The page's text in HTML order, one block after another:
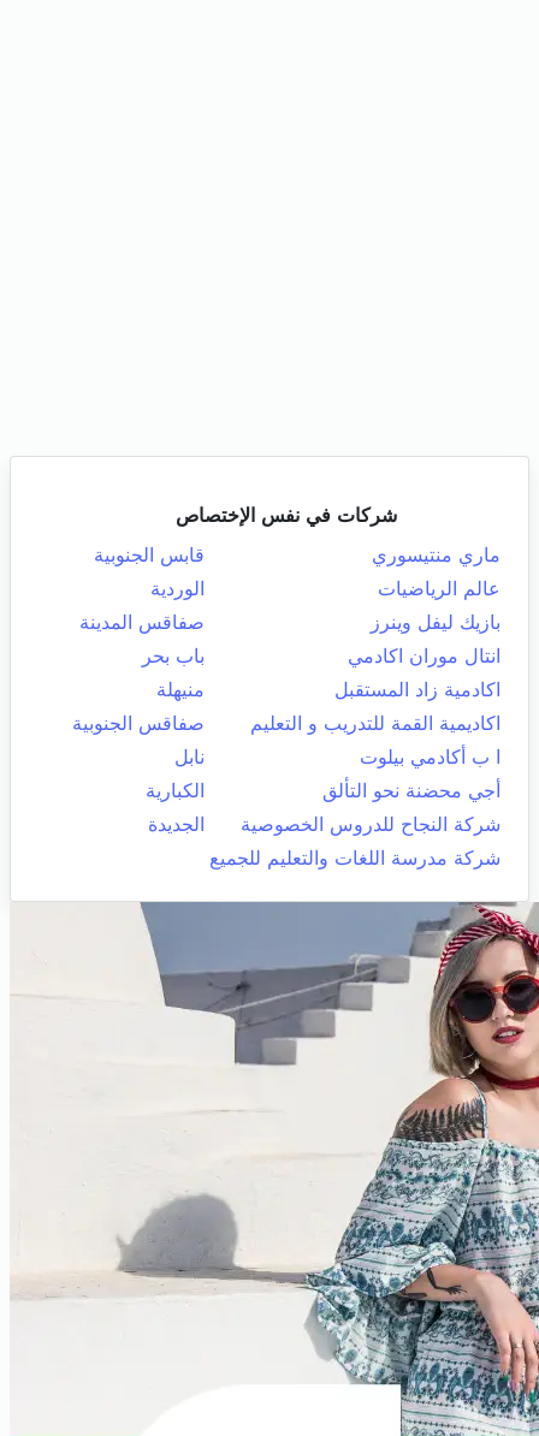
شركات في نفس الإختصاص
ماري منتيسوري
قابس الجنوبية
عالم الرياضيات
الوردية
بازيك ليفل وينرز
صفاقس المدينة
انتال موران اكادمي
باب بحر
اكادمية زاد المستقبل
منيهلة
اكاديمية القمة للتدريب و التعليم
صفاقس الجنوبية
ا ب أكادمي بيلوت
نابل
أجي محضنة نحو التألق
الكبارية
شركة النجاح للدروس الخصوصية
الجديدة
شركة مدرسة اللغات والتعليم للجميع